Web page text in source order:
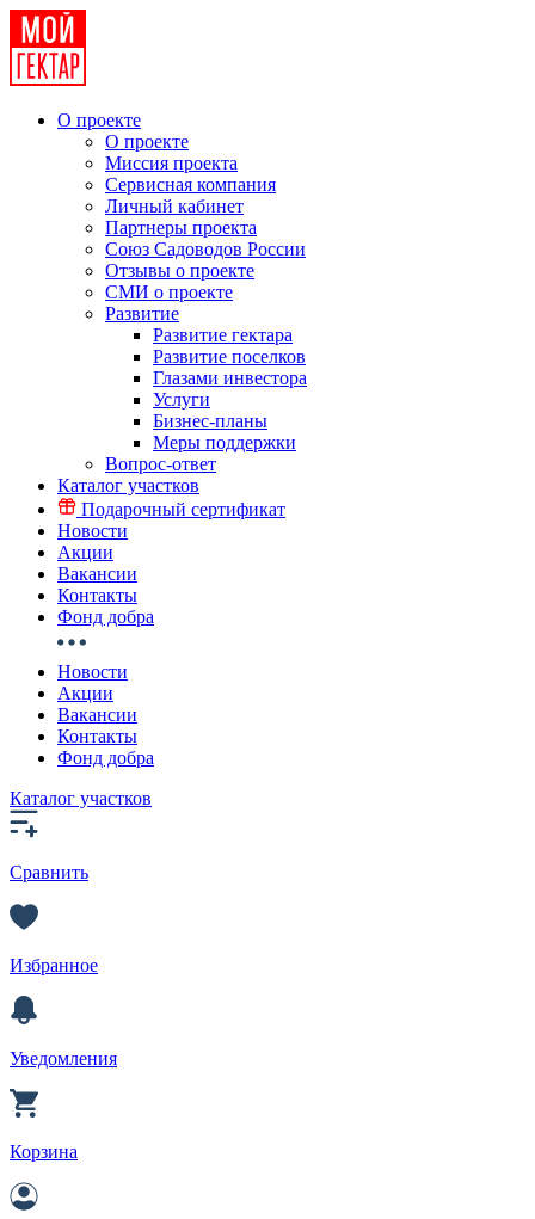
О проекте
О проекте
Миссия проекта
Сервисная компания
Личный кабинет
Партнеры проекта
Союз Садоводов России
Отзывы о проекте
СМИ о проекте
Развитие
Развитие гектара
Развитие поселков
Глазами инвестора
Услуги
Бизнес-планы
Меры поддержки
Вопрос-ответ
Каталог участков
Подарочный сертификат
Новости
Акции
Вакансии
Контакты
Фонд добра
Новости
Акции
Вакансии
Контакты
Фонд добра
Каталог участков
Сравнить
Избранное
Уведомления
Корзина